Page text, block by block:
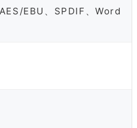
EBU、SPDIF、Word